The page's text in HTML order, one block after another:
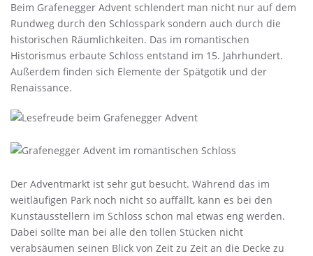
Beim Grafenegger Advent schlendert man nicht nur auf dem
Rundweg durch den Schlosspark sondern auch durch die
historischen Räumlichkeiten. Das im romantischen
Historismus erbaute Schloss entstand im 15. Jahrhundert.
Außerdem finden sich Elemente der Spätgotik und der
Renaissance.
Der Adventmarkt ist sehr gut besucht. Während das im
weitläufigen Park noch nicht so auffällt, kann es bei den
Kunstausstellern im Schloss schon mal etwas eng werden.
Dabei sollte man bei alle den tollen Stücken nicht
verabsäumen seinen Blick von Zeit zu Zeit an die Decke zu